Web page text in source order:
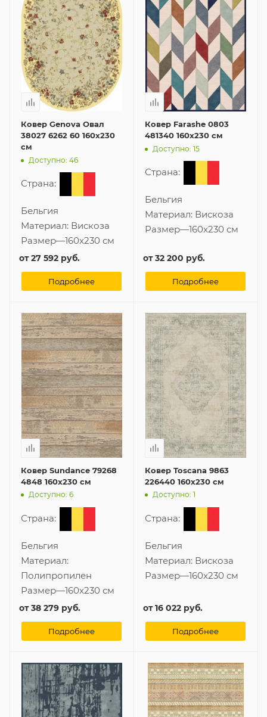
Ковер Genova Овал
38027 6262 60 160x230
см
Доступно: 46
Страна:
Бельгия
Материал: Вискоза
Размер—160x230 см
от27 592 руб.
Подробнее
Ковер Farashe 0803
481340 160x230 см
Доступно: 15
Страна:
Бельгия
Материал: Вискоза
Размер—160x230 см
от32 200 руб.
Подробнее
Ковер Sundance 79268
4848 160x230 см
Доступно: 6
Страна:
Бельгия
Материал:
Полипропилен
Размер—160x230 см
от38 279 руб.
Подробнее
Ковер Toscana 9863
226440 160x230 см
Доступно: 1
Страна:
Бельгия
Материал: Вискоза
Размер—160x230 см
от16 022 руб.
Подробнее